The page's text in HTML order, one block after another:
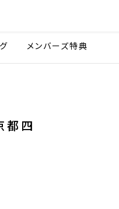
メンバーズ特典
都四